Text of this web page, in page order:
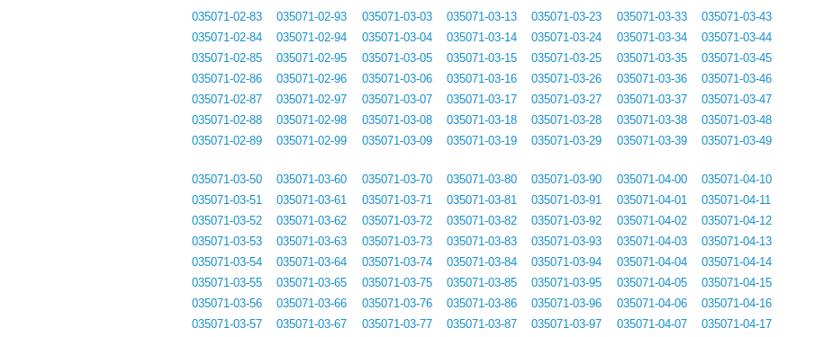
035071-02-83
035071-02-84
035071-02-85
035071-02-86
035071-02-87
035071-02-88
035071-02-89
035071-02-93
035071-02-94
035071-02-95
035071-02-96
035071-02-97
035071-02-98
035071-02-99
035071-03-03
035071-03-04
035071-03-05
035071-03-06
035071-03-07
035071-03-08
035071-03-09
035071-03-13
035071-03-14
035071-03-15
035071-03-16
035071-03-17
035071-03-18
035071-03-19
035071-03-23
035071-03-24
035071-03-25
035071-03-26
035071-03-27
035071-03-28
035071-03-29
035071-03-33
035071-03-34
035071-03-35
035071-03-36
035071-03-37
035071-03-38
035071-03-39
035071-03-43
035071-03-44
035071-03-45
035071-03-46
035071-03-47
035071-03-48
035071-03-49
035071-03-50
035071-03-51
035071-03-52
035071-03-53
035071-03-54
035071-03-55
035071-03-56
035071-03-57
035071-03-60
035071-03-61
035071-03-62
035071-03-63
035071-03-64
035071-03-65
035071-03-66
035071-03-67
035071-03-70
035071-03-71
035071-03-72
035071-03-73
035071-03-74
035071-03-75
035071-03-76
035071-03-77
035071-03-80
035071-03-81
035071-03-82
035071-03-83
035071-03-84
035071-03-85
035071-03-86
035071-03-87
035071-03-90
035071-03-91
035071-03-92
035071-03-93
035071-03-94
035071-03-95
035071-03-96
035071-03-97
035071-04-00
035071-04-01
035071-04-02
035071-04-03
035071-04-04
035071-04-05
035071-04-06
035071-04-07
035071-04-10
035071-04-11
035071-04-12
035071-04-13
035071-04-14
035071-04-15
035071-04-16
035071-04-17